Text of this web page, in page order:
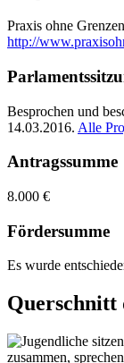
Praxis ohne
http://
Besprochen und
14.03.2016. Alle
Antragssumme
8.000 €
Fördersumme
Es wurde
Querschnitt